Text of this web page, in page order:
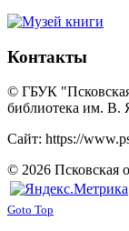
Контакты
© ГБУК "Псковская
библиотека им. В.
Сайт: https://
© 2026 Псковская
Goto Top